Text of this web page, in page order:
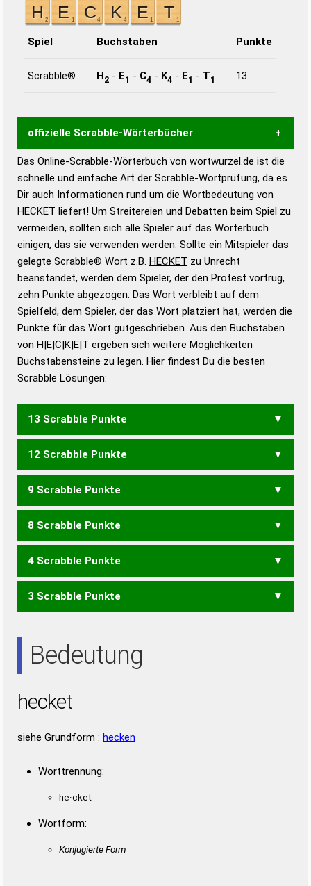
Spiel Buchstaben Punkte
Scrabble® H2 - E1 - C4 - K4 - E1 - T1 13
offizielle Scrabble-Wörterbücher
Wortwurzel liefert mit Hilfe eines semantischen
Wortanalyse-Algorithmus gute Anhaltspunkte zu
Wortbedeutung, Worttrennung und Wortform, um die
Gültigkeit eines Wortes für das Scrabble-Spiel zu
bestimmen!
zugelassene Turnier Scrabble-
Wörterbücher sind:
Duden – Standardwerk in 12 Bänden
Duden – Richtiges und gutes
Deutsch
Duden – Die deutsche Grammatik
Duden – Deutsches
Das Online-Scrabble-Wörterbuch von wortwurzel.de ist die
schnelle und einfache Art der Scrabble-Wortprüfung, da es
Dir auch Informationen rund um die Wortbedeutung von
HECKET liefert! Um Streitereien und Debatten beim Spiel zu
vermeiden, sollten sich alle Spieler auf das Wörterbuch
einigen, das sie verwenden werden. Sollte ein Mitspieler das
gelegte Scrabble® Wort z.B. HECKET zu Unrecht
beanstandet, werden dem Spieler, der den Protest vortrug,
zehn Punkte abgezogen. Das Wort verbleibt auf dem
Spielfeld, dem Spieler, der das Wort platziert hat, werden die
Punkte für das Wort gutgeschrieben. Aus den Buchstaben
von H|E|C|K|E|T ergeben sich weitere Möglichkeiten
Buchstabensteine zu legen. Hier findest Du die besten
Scrabble Lösungen:
13 Scrabble Punkte
HECKTE
12 Scrabble Punkte
HECKT
9 Scrabble Punkte
ECHTE THEKE
8 Scrabble Punkte
ECHT EHEC
4 Scrabble Punkte
EHE
3 Scrabble Punkte
Bedeutung
hecket
siehe Grundform : hecken
Worttrennung:
he·cket
Wortform:
Konjugierte Form